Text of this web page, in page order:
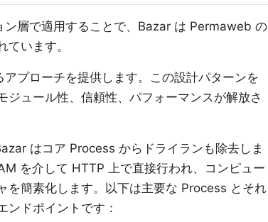
ン層で適用することで、Bazar は Permaweb の
います。
プローチを提供します。この設計パターンを
ュール性、信頼性、パフォーマンスが解放さ
はコア Process からドライランも除去しま
を介して HTTP 上で直接行われ、コンピュー
を簡素化します。以下は主要な Process とそれ
ンドポイントです：